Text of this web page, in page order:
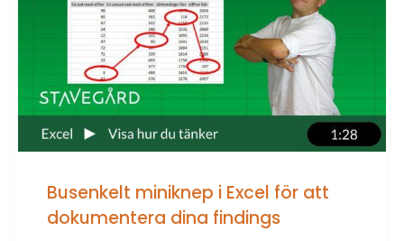
Busenkelt miniknep i Excel för att
dokumentera dina findings